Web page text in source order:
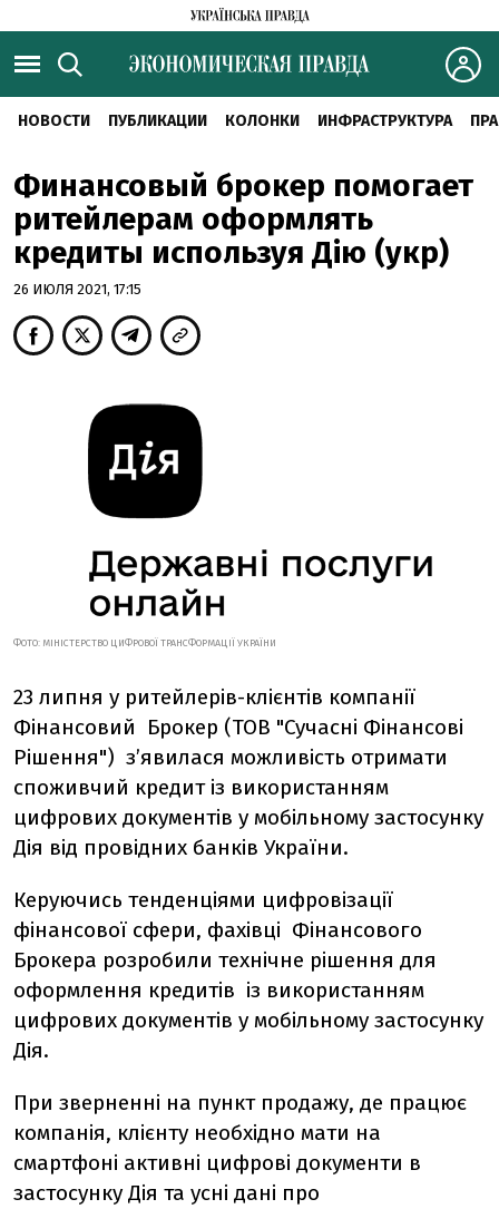
НОВОСТИ ПУБЛИКАЦИИ КОЛОНКИ ИНФРАСТРУКТУРА
Финансовый брокер помогает
ритейлерам оформлять
кредиты используя Дію (укр)
26 ИЮЛЯ 2021, 17:15
ФОТО: МІНІСТЕРСТВО ЦИФРОВОЇ ТРАНСФОРМАЦІЇ УКРАЇНИ
23 липня у ритейлерів-клієнтів компанії
Фінансовий Брокер (ТОВ "Сучасні Фінансові
Рішення") з’явилася можливість отримати
споживчий кредит із використанням
цифрових документів у мобільному застосунку
Дія від провідних банків України.
Керуючись тенденціями цифровізації
фінансової сфери, фахівці Фінансового
Брокера розробили технічне рішення для
оформлення кредитів із використанням
цифрових документів у мобільному застосунку
Дія.
При зверненні на пункт продажу, де працює
компанія, клієнту необхідно мати на
смартфоні активні цифрові документи в
застосунку Дія та усні дані про